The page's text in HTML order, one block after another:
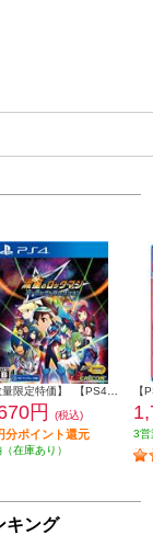
円 (税込)
分ポイント還元
在庫あり）
3営
キング